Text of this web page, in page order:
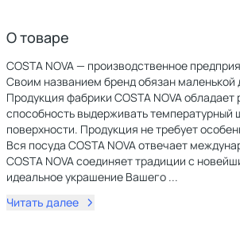
О товаре
COSTA NOVA — производственное
Своим названием бренд обязан маленькой
Продукция фабрики COSTA NOVA
способность выдерживать
поверхности. Продукция не требует
Вся посуда COSTA NOVA отвечает
COSTA NOVA соединяет традиции с
идеальное украшение Вашего ...
Читать далее